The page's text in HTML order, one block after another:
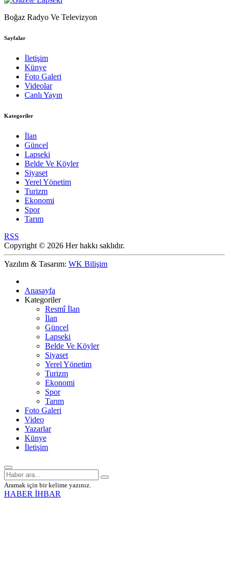
Boğaz Radyo Ve Televizyon
Sayfalar
İletişim
Künye
Foto Galeri
Videolar
Canlı Yayın
Kategoriler
İlan
Güncel
Lapseki
Belde Ve Köyler
Siyaset
Yerel Yönetim
Turizm
Ekonomi
Spor
Tarım
RSS
Copyright © 2026 Her hakkı saklıdır.
Yazılım & Tasarım: WK Bilişim
Anasayfa
Kategoriler
Resmî İlan
İlan
Güncel
Lapseki
Belde Ve Köyler
Siyaset
Yerel Yönetim
Turizm
Ekonomi
Spor
Tarım
Foto Galeri
Video
Yazarlar
Künye
İletişim
Aramak için bir kelime yazınız.
HABER İHBAR